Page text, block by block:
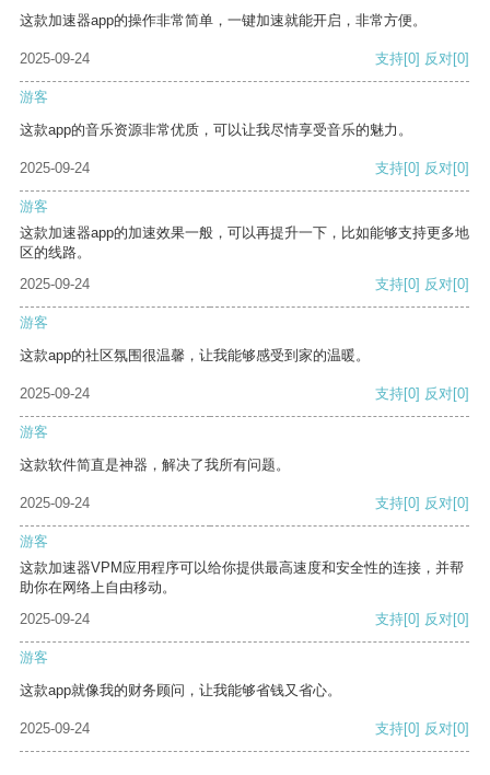
这款加速器app的操作非常简单，一键加速就能开启，非常方便。
2025-09-24 支持[0] 反对[0]
游客
这款app的音乐资源非常优质，可以让我尽情享受音乐的魅力。
2025-09-24 支持[0] 反对[0]
游客
这款加速器app的加速效果一般，可以再提升一下，比如能够支持更多地
区的线路。
2025-09-24
支持[0] 反对[0]
游客
这款app的社区氛围很温馨，让我能够感受到家的温暖。
2025-09-24 支持[0] 反对[0]
游客
这款软件简直是神器，解决了我所有问题。
2025-09-24 支持[0] 反对[0]
游客
这款加速器VPM应用程序可以给你提供最高速度和安全性的连接，并帮
助你在网络上自由移动。
2025-09-24
支持[0] 反对[0]
游客
这款app就像我的财务顾问，让我能够省钱又省心。
2025-09-24 支持[0] 反对[0]